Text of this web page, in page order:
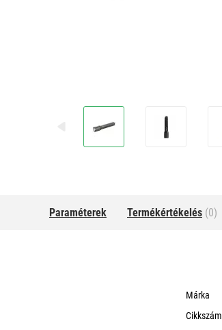
Paraméterek Termékértékelés (0)
Márka
Cikkszám